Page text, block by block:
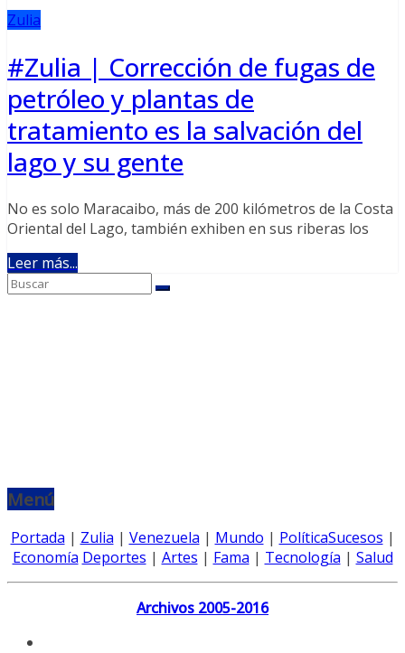
Zulia
#Zulia | Corrección de fugas de
petróleo y plantas de
tratamiento es la salvación del
lago y su gente
No es solo Maracaibo, más de 200 kilómetros de la Costa
Oriental del Lago, también exhiben en sus riberas los
Leer más...
Menú
Portada | Zulia | Venezuela | Mundo | PolíticaSucesos |
Economía Deportes | Artes | Fama | Tecnología | Salud
Archivos 2005-2016